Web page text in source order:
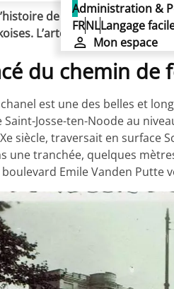
Administration &
FRNLLangage
Mon espace
de votre rue, de votre
L’artère du jour :
du chemin de
est une des belles et
Josse-ten-Noode au
siècle, traversait en surface
une tranchée, quelques
Emile Vanden Putte